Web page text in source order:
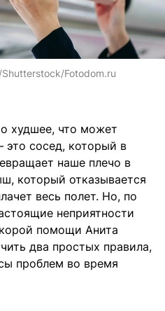
Fotodom.ru
худшее, что может
это сосед, который в
наше плечо в
который отказывается
весь полет. Но, по
неприятности
помощи Анита
два простых правила,
проблем во время